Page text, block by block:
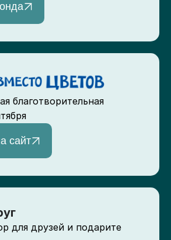
благотворительная
сайт
для друзей и подарите